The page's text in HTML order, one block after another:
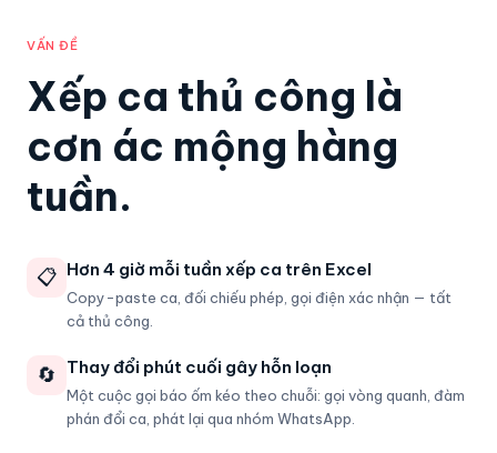
VẤN ĐỀ
Xếp ca thủ công là
cơn ác mộng hàng
tuần.
📋 Hơn 4 giờ mỗi tuần xếp ca trên Excel
Copy-paste ca, đối chiếu phép, gọi điện xác nhận — tất
cả thủ công.
🔄 Thay đổi phút cuối gây hỗn loạn
Một cuộc gọi báo ốm kéo theo chuỗi: gọi vòng quanh, đàm
phán đổi ca, phát lại qua nhóm WhatsApp.